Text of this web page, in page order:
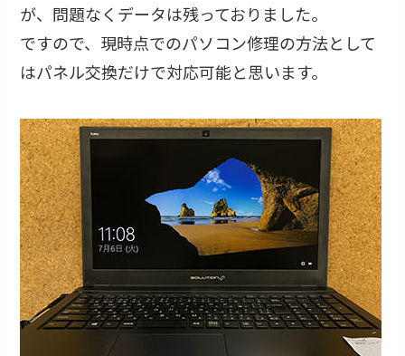
が、問題なくデータは残っておりました。
ですので、現時点でのパソコン修理の方法として
はパネル交換だけで対応可能と思います。